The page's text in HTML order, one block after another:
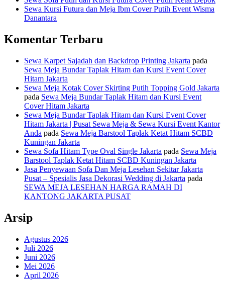
Sewa Kursi Futura dan Meja Ibm Cover Putih Event Wisma
Danantara
Komentar Terbaru
Sewa Karpet Sajadah dan Backdrop Printing Jakarta pada
Sewa Meja Bundar Taplak Hitam dan Kursi Event Cover
Hitam Jakarta
Sewa Meja Kotak Cover Skirting Putih Topping Gold Jakarta
pada Sewa Meja Bundar Taplak Hitam dan Kursi Event
Cover Hitam Jakarta
Sewa Meja Bundar Taplak Hitam dan Kursi Event Cover
Hitam Jakarta | Pusat Sewa Meja & Sewa Kursi Event Kantor
Anda pada Sewa Meja Barstool Taplak Ketat Hitam SCBD
Kuningan Jakarta
Sewa Sofa Hitam Type Oval Single Jakarta pada Sewa Meja
Barstool Taplak Ketat Hitam SCBD Kuningan Jakarta
Jasa Penyewaan Sofa Dan Meja Lesehan Sekitar Jakarta
Pusat – Spesialis Jasa Dekorasi Wedding di Jakarta pada
SEWA MEJA LESEHAN HARGA RAMAH DI
KANTONG JAKARTA PUSAT
Arsip
Agustus 2026
Juli 2026
Juni 2026
Mei 2026
April 2026